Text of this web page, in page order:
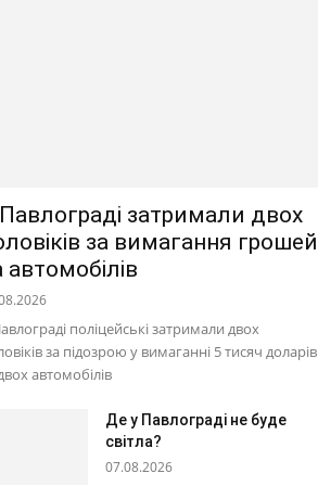
затримали двох
за вимагання грошей
автомобілів
поліцейські затримали двох
за підозрою у вимаганні 5 тисяч доларів
автомобілів
Де у Павлограді не буде
світла?
07.08.2026